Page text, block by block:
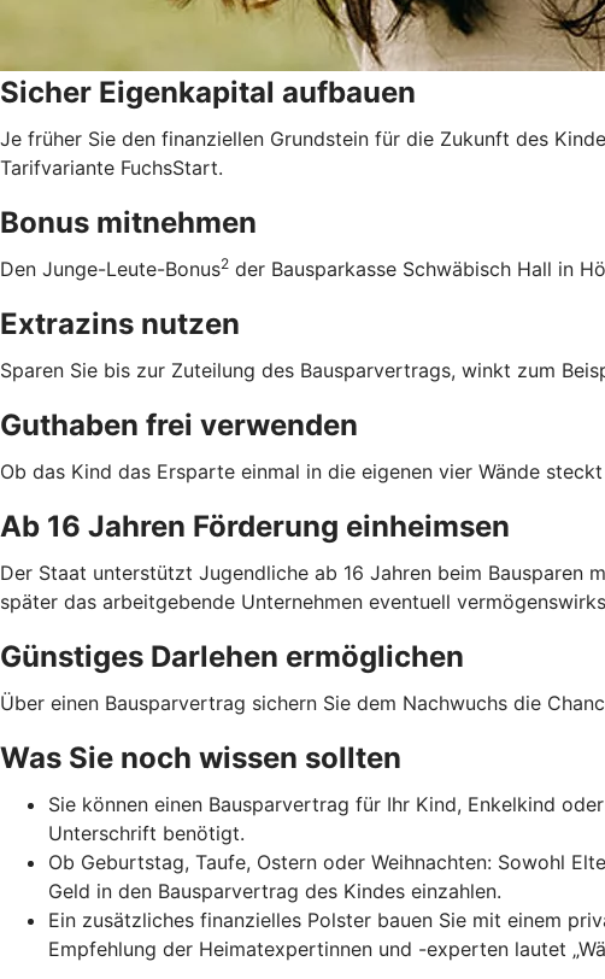
Sicher Eigenkapital aufbauen
Je früher Sie den finanziellen Grundstein für die Zukunft des
Tarifvariante FuchsStart.
Bonus mitnehmen
Den Junge-Leute-Bonus2 der Bausparkasse Schwäbisch Hall in
Extrazins nutzen
Sparen Sie bis zur Zuteilung des Bausparvertrags, winkt zum
Guthaben frei verwenden
Ob das Kind das Ersparte einmal in die eigenen vier Wände
Ab 16 Jahren Förderung einheimsen
Der Staat unterstützt Jugendliche ab 16 Jahren beim Bausparen
später das arbeitgebende Unternehmen eventuell
Günstiges Darlehen ermöglichen
Über einen Bausparvertrag sichern Sie dem Nachwuchs die
Was Sie noch wissen sollten
Sie können einen Bausparvertrag für Ihr Kind, Enkelkind
Unterschrift benötigt.
Ob Geburtstag, Taufe, Ostern oder Weihnachten: Sowohl
Geld in den Bausparvertrag des Kindes einzahlen.
Ein zusätzliches finanzielles Polster bauen Sie mit einem
Empfehlung der Heimatexpertinnen und -experten lautet